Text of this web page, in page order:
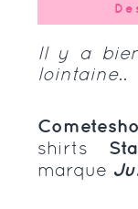
Il y a
lointaine..
shirts
marque